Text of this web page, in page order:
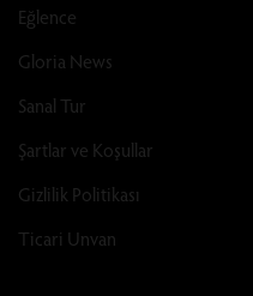
Eğlence
Gloria News
Sanal Tur
Şartlar ve Koşullar
Gizlilik Politikası
Ticari Unvan